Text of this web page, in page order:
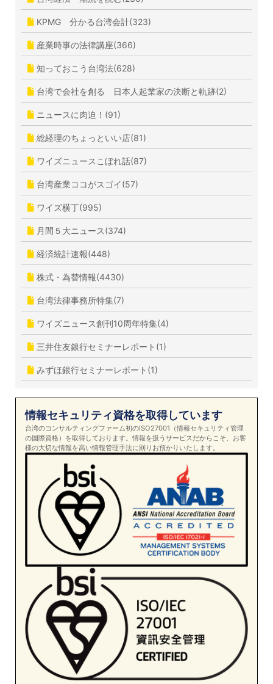
KPMG 分かる台湾会計(323)
産業時事の法律講座(366)
知っておこう台湾法(628)
台湾で会社を創る 日本人起業家の決断と軌跡(2)
ニュースに肉迫！(91)
総経理のちょっといい店(81)
ワイズニュースこぼれ話(87)
台湾産業ココがスゴイ(57)
ワイズ横丁(995)
月間５大ニュース(374)
経済統計速報(448)
株式・為替情報(4430)
台湾法律事務所特集(7)
ワイズニュース創刊10周年特集(4)
三井住友銀行セミナーレポート(1)
みずほ銀行セミナーレポート(1)
情報セキュリティ資格を取得しています
台湾のコンサルティングファーム初のISO27001（情報セキュリティ管理
の国際資格）を取得しております。情報を扱うサービスだからこそ、お客
様の大切な情報を高い情報管理手法に則りお預かりいたします。